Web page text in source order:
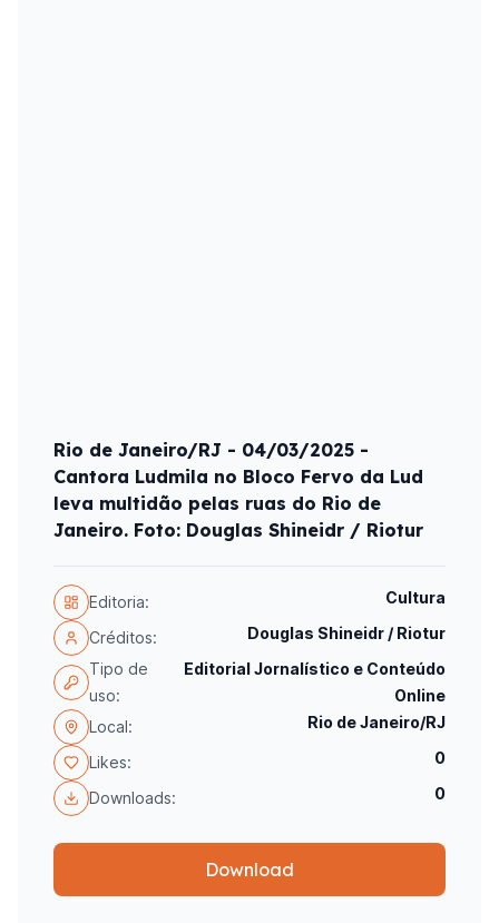
Rio de Janeiro/RJ - 04/03/2025 -
Cantora Ludmila no Bloco Fervo da Lud
leva multidão pelas ruas do Rio de
Janeiro. Foto: Douglas Shineidr / Riotur
Editoria: Cultura
Créditos:
Douglas Shineidr / Riotur
Tipo de
uso:
Editorial Jornalístico e Conteúdo
Online
Local:
Rio de Janeiro/RJ
Likes: 0
Downloads: 0
Download